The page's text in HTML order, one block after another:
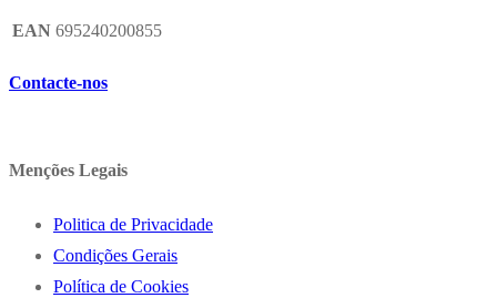
EAN 695240200855
Contacte-nos
Menções Legais
Politica de Privacidade
Condições Gerais
Política de Cookies